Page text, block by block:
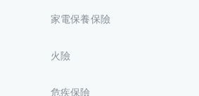
家電保養保險
火險
危疾保險